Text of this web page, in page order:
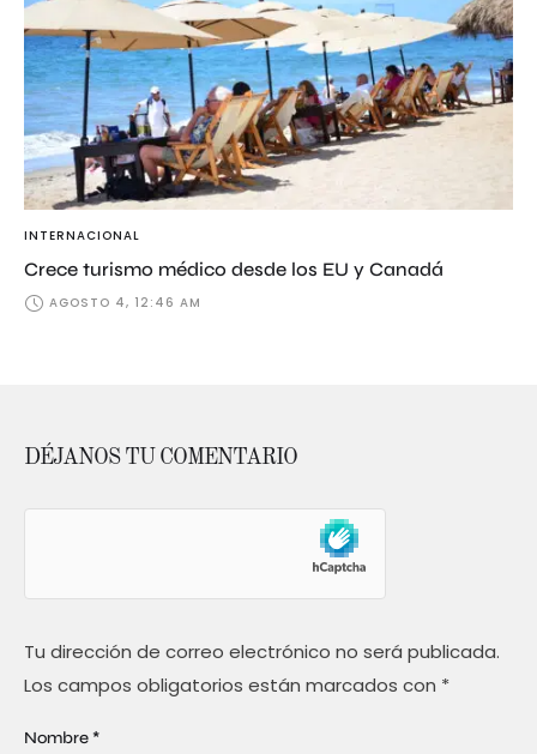
INTERNACIONAL
Crece turismo médico desde los EU y Canadá
AGOSTO 4, 12:46 AM
DÉJANOS TU COMENTARIO
Tu dirección de correo electrónico no será publicada.
Los campos obligatorios están marcados con *
Nombre *